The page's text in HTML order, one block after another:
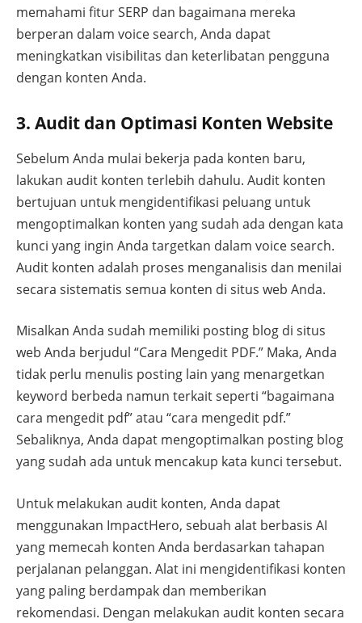
memahami fitur SERP dan bagaimana mereka
berperan dalam voice search, Anda dapat
meningkatkan visibilitas dan keterlibatan pengguna
dengan konten Anda.
3. Audit dan Optimasi Konten Website
Sebelum Anda mulai bekerja pada konten baru,
lakukan audit konten terlebih dahulu. Audit konten
bertujuan untuk mengidentifikasi peluang untuk
mengoptimalkan konten yang sudah ada dengan kata
kunci yang ingin Anda targetkan dalam voice search.
Audit konten adalah proses menganalisis dan menilai
secara sistematis semua konten di situs web Anda.
Misalkan Anda sudah memiliki posting blog di situs
web Anda berjudul “Cara Mengedit PDF.” Maka, Anda
tidak perlu menulis posting lain yang menargetkan
keyword berbeda namun terkait seperti “bagaimana
cara mengedit pdf” atau “cara mengedit pdf.”
Sebaliknya, Anda dapat mengoptimalkan posting blog
yang sudah ada untuk mencakup kata kunci tersebut.
Untuk melakukan audit konten, Anda dapat
menggunakan ImpactHero, sebuah alat berbasis AI
yang memecah konten Anda berdasarkan tahapan
perjalanan pelanggan. Alat ini mengidentifikasi konten
yang paling berdampak dan memberikan
rekomendasi. Dengan melakukan audit konten secara